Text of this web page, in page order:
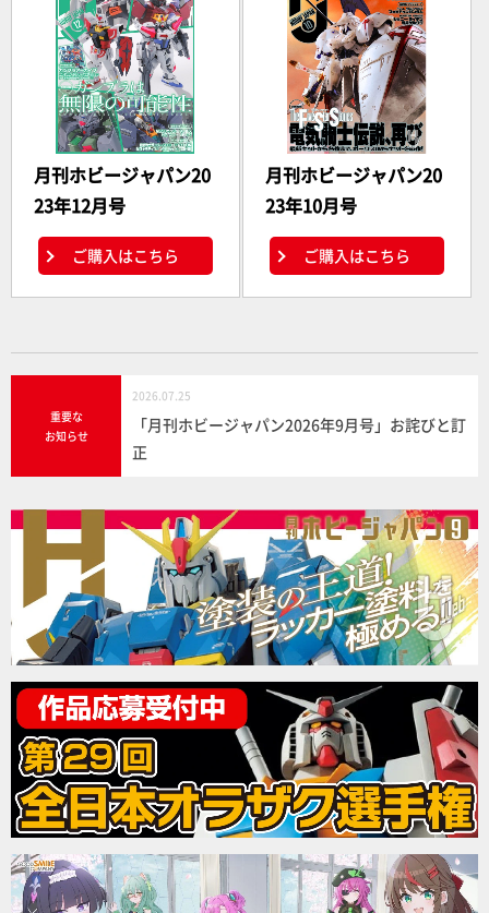
月刊ホビージャパン20
23年12月号
ご購入はこちら
月刊ホビージャパン20
23年10月号
ご購入はこちら
重要な
お知らせ
2026.07.25
「月刊ホビージャパン2026年9月号」お詫びと訂
正